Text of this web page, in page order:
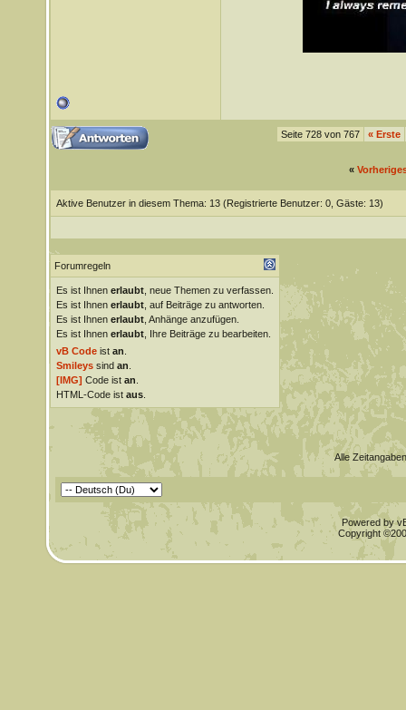
Seite 728 von 767 «Erste
«
Aktive Benutzer in diesem Thema: 13 (Registrierte Benutzer: 0, Gäste: 13)
Forumregeln
Es ist Ihnen erlaubt, neue Themen zu verfassen.
Es ist Ihnen erlaubt, auf Beiträge zu antworten.
Es ist Ihnen erlaubt, Anhänge anzufügen.
Es ist Ihnen erlaubt, Ihre Beiträge zu bearbeiten.
vB Codeist an
Smileyssind an
[IMG] Code ist an
HTML-Code ist aus.
Alle
Powered by
Copyright